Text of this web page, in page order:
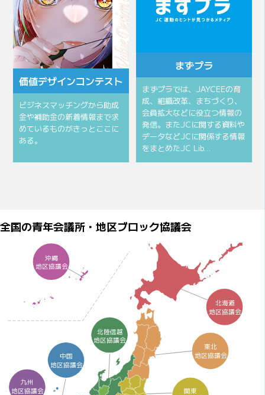
価値デザインコンテスト
ビジネスマッチングから助成
金や補助金の新着情報まで求
めているものがきっとここに
ある。
まずプラ
まずプラでは、JAYCEEの育
成、組織改革、まちづくり、
会員拡大などに役立つ情報の
発信。またJCに関する資料や
データなどJCに関係する情報
をまとめたJC Lib…
全国の青年会議所・地区ブロック協議会
沖縄
地区協議会
九州
地区協議会
北海道
地区協議会
東北
地区協議会
中国
地区協議会
関東
北陸信越
地区協議会